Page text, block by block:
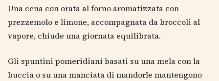
Una cena con orata al forno aromatizzata con
prezzemolo e limone, accompagnata da broccoli al
vapore, chiude una giornata equilibrata.
Gli spuntini pomeridiani basati su una mela con la
buccia o su una manciata di mandorle mantengono